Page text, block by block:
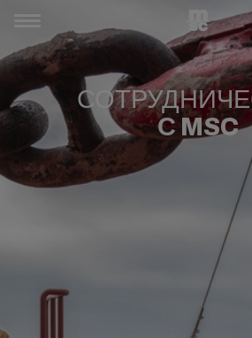
С MSC